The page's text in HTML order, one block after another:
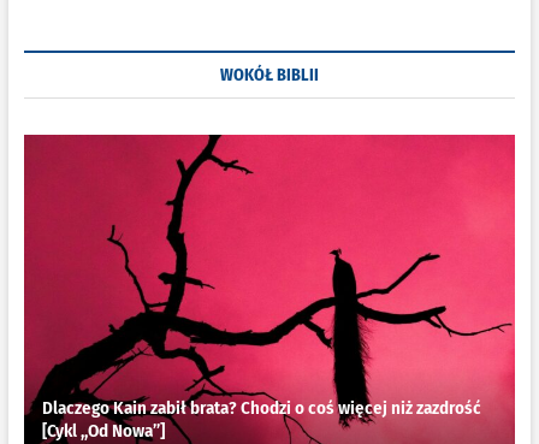
WOKÓŁ BIBLII
Dlaczego Kain zabił brata? Chodzi o coś więcej niż zazdrość
[Cykl ,,Od Nowa”]